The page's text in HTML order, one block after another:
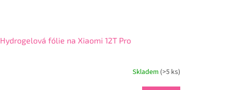
Hydrogelová fólie na Xiaomi 12T Pro
Skladem (>5 ks)